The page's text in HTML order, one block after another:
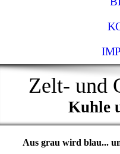
Zelt- und
Kuhle
Aus grau wird blau...